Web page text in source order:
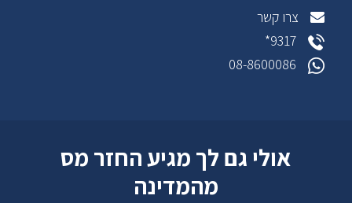
צרו קשר
9317*
08-8600086
אולי גם לך מגיע החזר מס
מהמדינה